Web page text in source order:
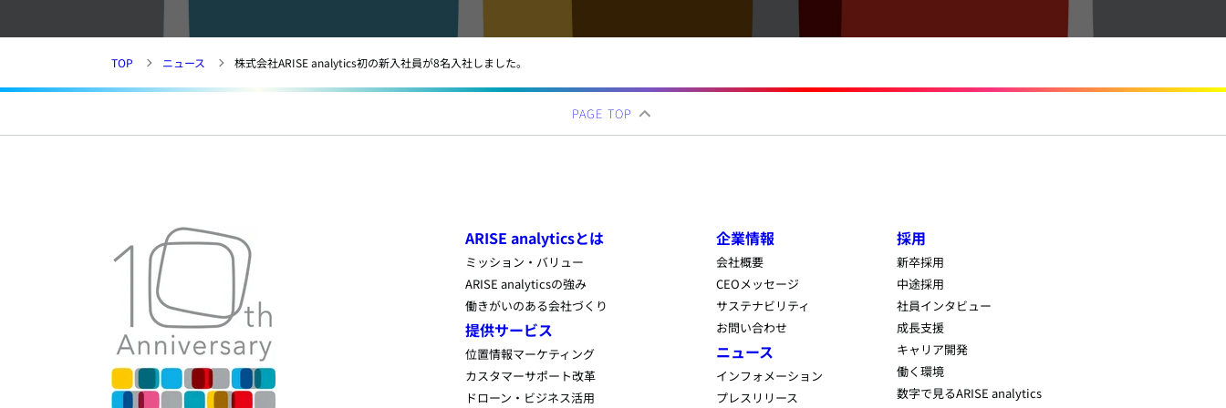
TOP ニュース 株式会社ARISE analytics初の新入社員が8名入社しました。
PAGE TOP
ARISE analyticsとは
ミッション・バリュー
ARISE analyticsの強み
働きがいのある会社づくり
提供サービス
位置情報マーケティング
カスタマーサポート改革
ドローン・ビジネス活用
企業情報
会社概要
CEOメッセージ
サステナビリティ
お問い合わせ
ニュース
インフォメーション
プレスリリース
採用
新卒採用
中途採用
社員インタビュー
成長支援
キャリア開発
働く環境
数字で見るARISE analytics